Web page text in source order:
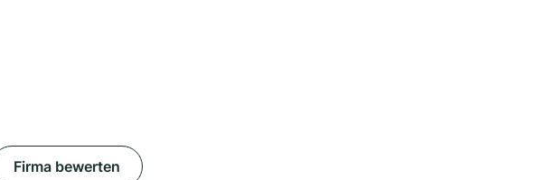
Firma bewerten